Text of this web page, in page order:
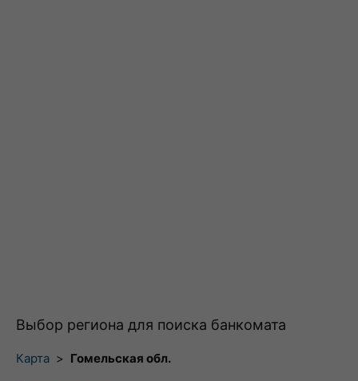
Выбор региона для поиска банкомата
Карта > Гомельская обл.